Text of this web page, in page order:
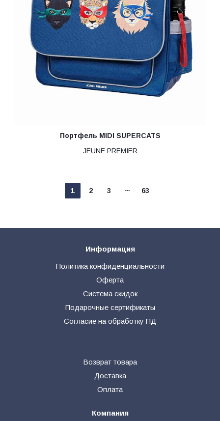
Портфель MIDI SUPERCATS
JEUNE PREMIER
1 2 3 63
Информация
Политика конфиденциальности
Оферта
Система скидок
Подарочные сертификаты
Согласие на обработку ПД
Возврат товара
Доставка
Оплата
Компания